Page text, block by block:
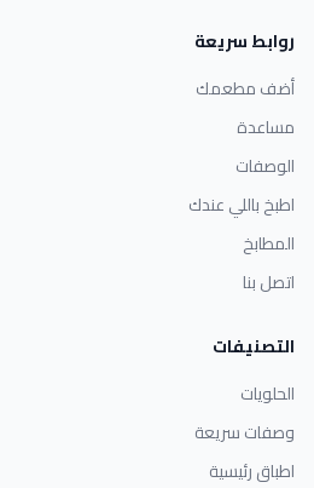
روابط سريعة
أضف مطعمك
مساعدة
الوصفات
اطبخ باللي عندك
المطابخ
اتصل بنا
التصنيفات
الحلويات
وصفات سريعة
اطباق رئيسية